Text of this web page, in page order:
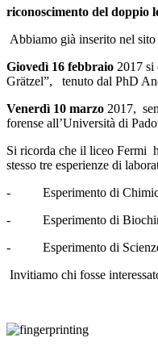
riconoscimento del doppio
Abbiamo già inserito nel
Giovedì 16 febbraio 2017 si
Grätzel”, tenuto dal PhD
Venerdì 10 marzo 2017,
forense
Si ricorda che il liceo Fermi
stesso tre esperienze di
- Esperimento di
- Esperimento di
- Esperimento di Scienze
Invitiamo chi fosse